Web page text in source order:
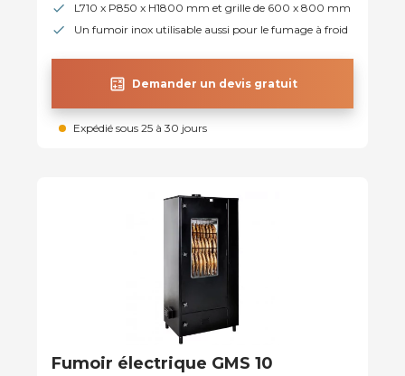
L710 x P850 x H1800 mm et grille de 600 x 800 mm
Un fumoir inox utilisable aussi pour le fumage à froid
calculate Demander un devis gratuit
Expédié sous 25 à 30 jours
Fumoir électrique GMS 10